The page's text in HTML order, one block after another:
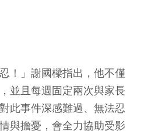
！」謝國樑指出，他不僅
並且每週固定兩次與家長
此事件深感難過、無法忍
與擔憂，會全力協助受影